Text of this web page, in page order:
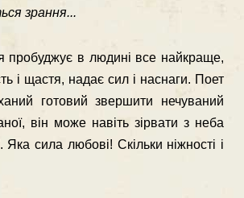
зрання...
пробуджує в людині все найкраще,
і щастя, надає сил і наснаги. Поет
готовий звершити нечуваний
він може навіть зірвати з неба
сила любові! Скільки ніжності і